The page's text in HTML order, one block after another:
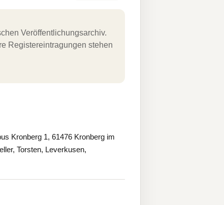
Veröffentlichungsarchiv.
Registereintragungen stehen
Kronberg 1, 61476 Kronberg im
Torsten, Leverkusen,